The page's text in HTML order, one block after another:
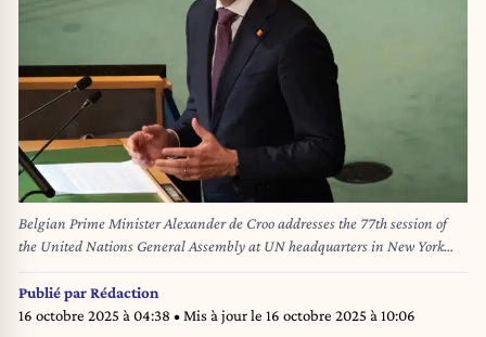
Belgian Prime Minister Alexander de Croo addresses the 77th session of
the United Nations General Assembly at UN headquarters in New York
City on September 23, 2022. (Photo by Bryan R. Smith / AFP)
Publié parRédaction
16 octobre 2025 à 04:38 • Mis à jour le 16 octobre 2025 à 10:06